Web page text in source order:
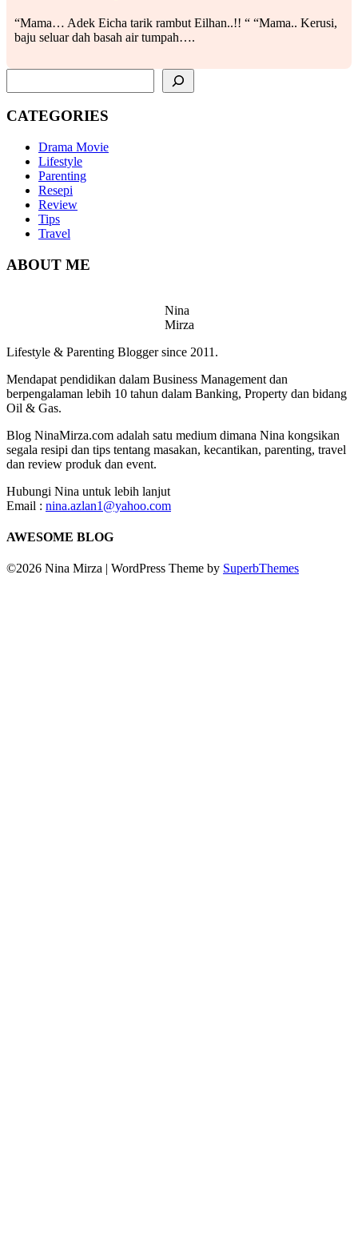
“Mama… Adek Eicha tarik rambut Eilhan..!! “ “Mama.. Kerusi,
baju seluar dah basah air tumpah….
CATEGORIES
Drama Movie
Lifestyle
Parenting
Resepi
Review
Tips
Travel
ABOUT ME
Nina
Mirza
Lifestyle & Parenting Blogger since 2011.
Mendapat pendidikan dalam Business Management dan
berpengalaman lebih 10 tahun dalam Banking, Property dan bidang
Oil & Gas.
Blog NinaMirza.com adalah satu medium dimana Nina kongsikan
segala resipi dan tips tentang masakan, kecantikan, parenting, travel
dan review produk dan event.
Hubungi Nina untuk lebih lanjut
Email : nina.azlan1@yahoo.com
AWESOME BLOG
©2026 Nina Mirza | WordPress Theme by SuperbThemes